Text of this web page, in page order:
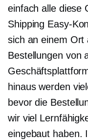
einfach alle diese
Shipping Easy-
sich an einem Ort
Bestellungen von
hinaus werden
bevor die
wir viel
eingebaut haben.